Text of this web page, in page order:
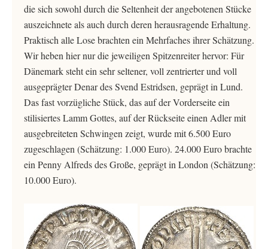
die sich sowohl durch die Seltenheit der angebotenen Stücke
auszeichnete als auch durch deren herausragende Erhaltung.
Praktisch alle Lose brachten ein Mehrfaches ihrer Schätzung.
Wir heben hier nur die jeweiligen Spitzenreiter hervor: Für
Dänemark steht ein sehr seltener, voll zentrierter und voll
ausgeprägter Denar des Svend Estridsen, geprägt in Lund.
Das fast vorzügliche Stück, das auf der Vorderseite ein
stilisiertes Lamm Gottes, auf der Rückseite einen Adler mit
ausgebreiteten Schwingen zeigt, wurde mit 6.500 Euro
zugeschlagen (Schätzung: 1.000 Euro). 24.000 Euro brachte
ein Penny Alfreds des Große, geprägt in London (Schätzung:
10.000 Euro).